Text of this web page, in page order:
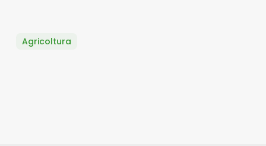
Agricoltura